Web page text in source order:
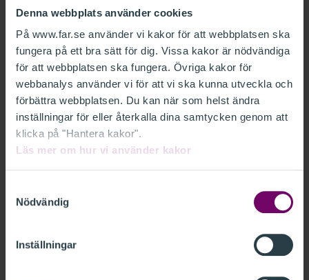
Denna webbplats använder cookies
På www.far.se använder vi kakor för att webbplatsen ska
fungera på ett bra sätt för dig. Vissa kakor är nödvändiga
för att webbplatsen ska fungera. Övriga kakor för
webbanalys använder vi för att vi ska kunna utveckla och
förbättra webbplatsen. Du kan när som helst ändra
inställningar för eller återkalla dina samtycken genom att
klicka på "Hantera kakor".
Läs mer om hur vi använder kakor
Nödvändig
Inställningar
FAR har erbjudits tillfälle att lämna
synpunkter på ovanstående remiss från
Finansdepartementet.
FAR vill med anledning av detta anföra
följande.
OCH ANDRA KOMPLETTERINGAR I LAGEN OM